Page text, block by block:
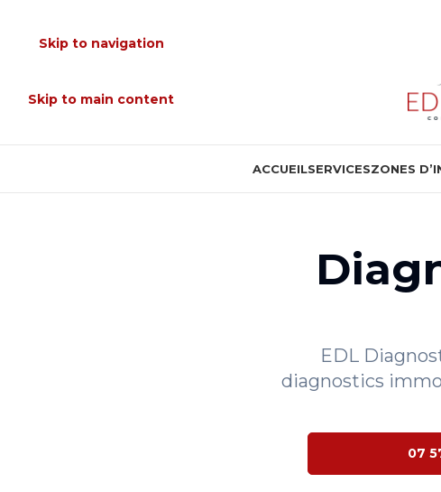
Skip to navigation
Skip to main content
ACCUEILSERVICESZONES
EDL
diagnostics
07